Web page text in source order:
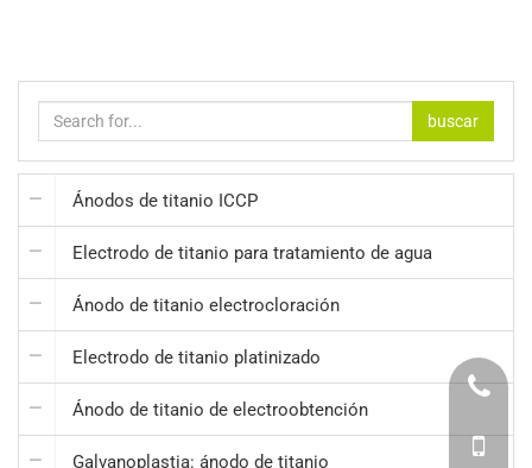
buscar
Ánodos de titanio ICCP
Electrodo de titanio para tratamiento de agua
Ánodo de titanio electrocloración
Electrodo de titanio platinizado
Ánodo de titanio de electroobtención
Galvanoplastia: ánodo de titanio